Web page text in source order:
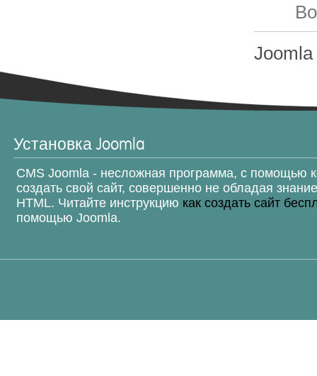
Установка Joomla
CMS Joomla - несложная программа, с помощью
создать свой сайт, совершенно не обладая
HTML. Читайте инструкцию как создать сайт
помощью Joomla.